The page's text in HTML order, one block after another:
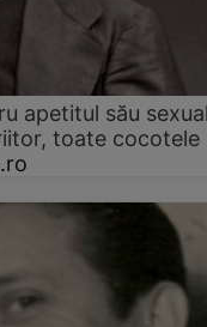
apetitul său
toate cocotele